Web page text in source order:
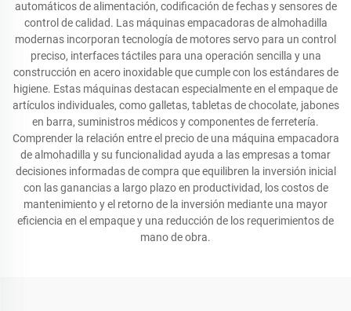
automáticos de alimentación, codificación de fechas y sensores de
control de calidad. Las máquinas empacadoras de almohadilla
modernas incorporan tecnología de motores servo para un control
preciso, interfaces táctiles para una operación sencilla y una
construcción en acero inoxidable que cumple con los estándares de
higiene. Estas máquinas destacan especialmente en el empaque de
artículos individuales, como galletas, tabletas de chocolate, jabones
en barra, suministros médicos y componentes de ferretería.
Comprender la relación entre el precio de una máquina empacadora
de almohadilla y su funcionalidad ayuda a las empresas a tomar
decisiones informadas de compra que equilibren la inversión inicial
con las ganancias a largo plazo en productividad, los costos de
mantenimiento y el retorno de la inversión mediante una mayor
eficiencia en el empaque y una reducción de los requerimientos de
mano de obra.